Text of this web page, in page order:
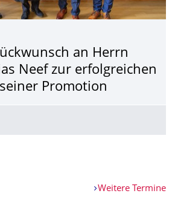
an Herrn
Neef zur erfolgreichen
Promotion
Weitere Termine